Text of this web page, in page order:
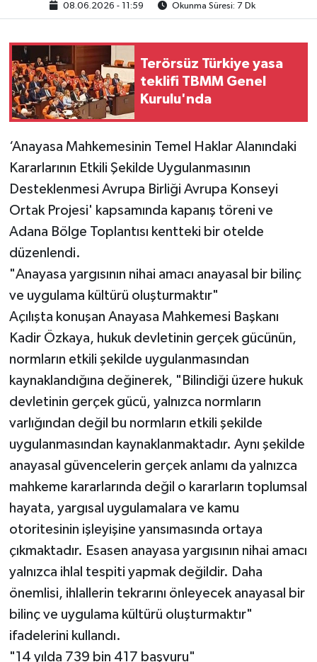
08.06.2026 - 11:59 Okunma Süresi: 7 Dk
Terörsüz Türkiye yasa
teklifi TBMM Genel
Kurulu'nda
‘Anayasa Mahkemesinin Temel Haklar Alanındaki
Kararlarının Etkili Şekilde Uygulanmasının
Desteklenmesi Avrupa Birliği Avrupa Konseyi
Ortak Projesi' kapsamında kapanış töreni ve
Adana Bölge Toplantısı kentteki bir otelde
düzenlendi.
"Anayasa yargısının nihai amacı anayasal bir bilinç
ve uygulama kültürü oluşturmaktır"
Açılışta konuşan Anayasa Mahkemesi Başkanı
Kadir Özkaya, hukuk devletinin gerçek gücünün,
normların etkili şekilde uygulanmasından
kaynaklandığına değinerek, "Bilindiği üzere hukuk
devletinin gerçek gücü, yalnızca normların
varlığından değil bu normların etkili şekilde
uygulanmasından kaynaklanmaktadır. Aynı şekilde
anayasal güvencelerin gerçek anlamı da yalnızca
mahkeme kararlarında değil o kararların toplumsal
hayata, yargısal uygulamalara ve kamu
otoritesinin işleyişine yansımasında ortaya
çıkmaktadır. Esasen anayasa yargısının nihai amacı
yalnızca ihlal tespiti yapmak değildir. Daha
önemlisi, ihlallerin tekrarını önleyecek anayasal bir
bilinç ve uygulama kültürü oluşturmaktır"
ifadelerini kullandı.
"14 yılda 739 bin 417 başvuru"